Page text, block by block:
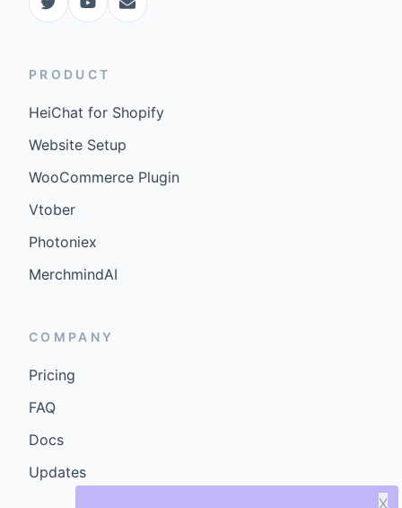
X
PRODUCT
HeiChat for Shopify
Website Setup
WooCommerce Plugin
Vtober
Photoniex
MerchmindAI
COMPANY
Pricing
FAQ
Docs
Updates